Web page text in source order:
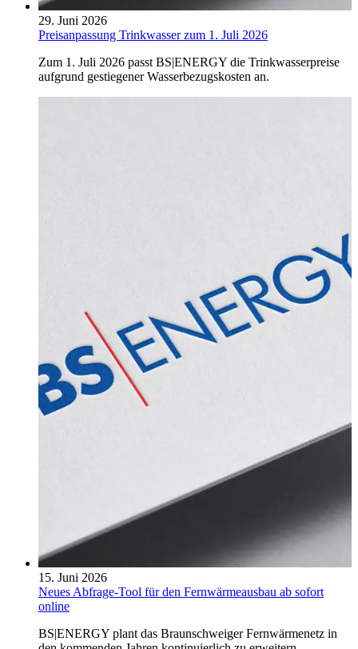
29. Juni 2026
Preisanpassung Trinkwasser zum 1. Juli 2026
Zum 1. Juli 2026 passt BS|ENERGY die Trinkwasserpreise
aufgrund gestiegener Wasserbezugskosten an.
15. Juni 2026
Neues Abfrage-Tool für den Fernwärmeausbau ab sofort
online
BS|ENERGY plant das Braunschweiger Fernwärmenetz in